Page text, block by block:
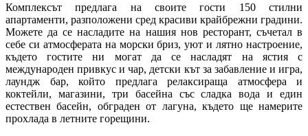
Комплексът предлага на своите гости 150 стилни
апартаменти, разположени сред красиви крайбрежни градини.
Можете да се насладите на нашия нов ресторант, съчетал в
себе си атмосферата на морски бриз, уют и лятно настроение,
където гостите ни могат да се насладят на ястия с
международен привкус и чар, детски кът за забавление и игра,
лаундж бар, който предлага релаксираща атмосфера и
коктейли, магазини, три басейна със сладка вода и един
естествен басейн, обграден от лагуна, където ще намерите
прохлада в летните горещини.